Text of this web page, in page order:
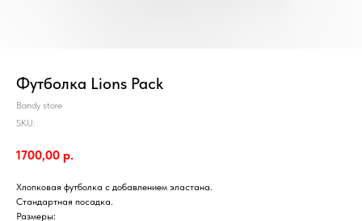
Футболка Lions Pack
Bandy store
SKU:
1700,00 р.
Хлопковая футболка с добавлением эластана.
Стандартная посадка.
Размеры: